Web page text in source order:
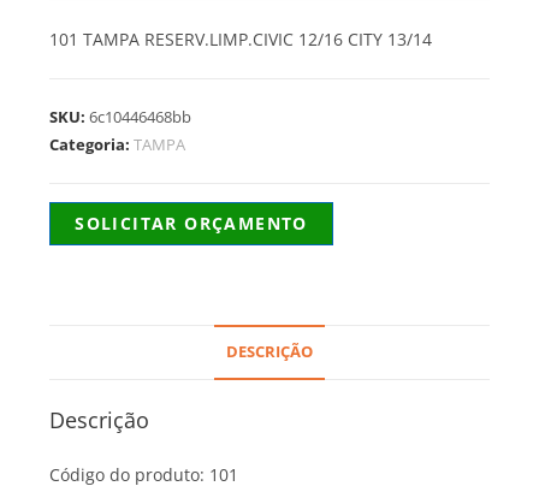
101 TAMPA RESERV.LIMP.CIVIC 12/16 CITY 13/14
SKU:6c10446468bb
Categoria:TAMPA
SOLICITAR ORÇAMENTO
DESCRIÇÃO
Descrição
Código do produto: 101